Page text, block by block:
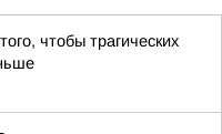
чтобы трагических